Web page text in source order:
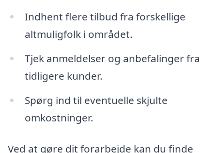
Indhent flere tilbud fra forskellige
altmuligfolk i området.
Tjek anmeldelser og anbefalinger fra
tidligere kunder.
Spørg ind til eventuelle skjulte
omkostninger.
Ved at gøre dit forarbejde kan du finde